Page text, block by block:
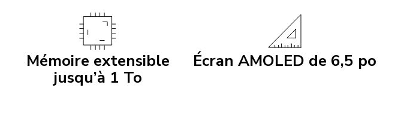
Mémoire extensible
jusqu’à 1 To
Écran AMOLED de 6,5 po